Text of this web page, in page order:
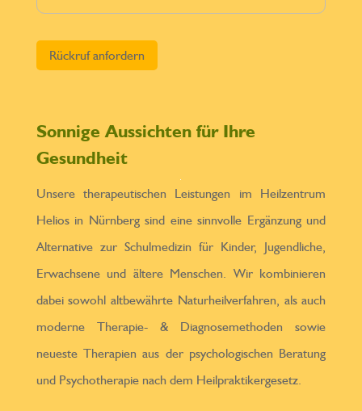
Sonnige Aussichten für Ihre
Gesundheit
Unsere therapeutischen Leistungen im Heilzentrum
Helios in Nürnberg sind eine sinnvolle Ergänzung und
Alternative zur Schulmedizin für Kinder, Jugendliche,
Erwachsene und ältere Menschen. Wir kombinieren
dabei sowohl altbewährte Naturheilverfahren, als auch
moderne Therapie- & Diagnosemethoden sowie
neueste Therapien aus der psychologischen Beratung
und Psychotherapie nach dem Heilpraktikergesetz.